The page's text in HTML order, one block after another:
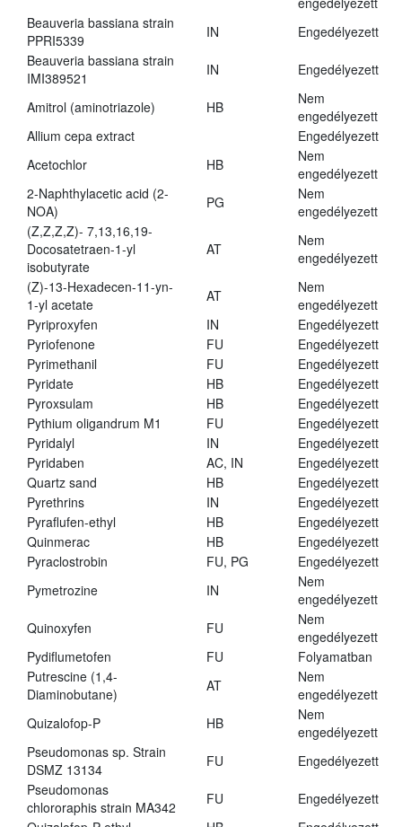
Beauveria bassiana strain
PPRI5339
IN
Engedélyezett
Beauveria bassiana strain
IMI389521
IN Engedélyezett
Amitrol (aminotriazole) HB
Nem
engedélyezett
Allium cepa extract
Engedélyezett
Acetochlor
HB
Nem
engedélyezett
2-Naphthylacetic acid (2-
NOA)
PG
Nem
engedélyezett
(Z,Z,Z,Z)- 7,13,16,19-
Docosatetraen-1-yl
isobutyrate
AT
Nem
engedélyezett
(Z)-13-Hexadecen-11-yn-
1-yl acetate
AT
Nem
engedélyezett
Pyriproxyfen
IN
Engedélyezett
Pyriofenone
FU
Engedélyezett
Pyrimethanil
FU
Engedélyezett
Pyridate
HB
Engedélyezett
Pyroxsulam
HB
Engedélyezett
Pythium oligandrum M1
FU
Engedélyezett
Pyridalyl
IN
Engedélyezett
Pyridaben
AC, IN
Engedélyezett
Quartz sand
HB
Engedélyezett
Pyrethrins
IN
Engedélyezett
Pyraflufen-ethyl
HB
Engedélyezett
Quinmerac
HB
Engedélyezett
Pyraclostrobin
FU, PG
Engedélyezett
Pymetrozine
IN
Nem
engedélyezett
Quinoxyfen
FU
Nem
engedélyezett
Pydiflumetofen
FU
Folyamatban
Putrescine (1,4-
Diaminobutane)
AT
Nem
engedélyezett
Quizalofop-P
HB
Nem
engedélyezett
Pseudomonas sp. Strain
DSMZ 13134
FU
Engedélyezett
Pseudomonas
chlororaphis strain MA342
FU
Engedélyezett